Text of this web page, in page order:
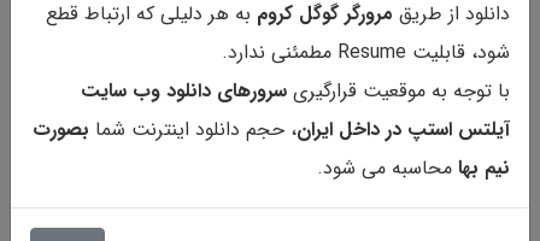
کتاب The Taming Of The Shrew
دانلود از طریق مرورگر گوگل کروم به هر دلیلی که ارتباط قطع
شود، قابلیت Resume مطمئنی ندارد.
با توجه به موقعیت قرارگیری سرورهای دانلود وب سایت
آیلتس استپ در داخل ایران، حجم دانلود اینترنت شما بصورت
نیم بها محاسبه می شود.